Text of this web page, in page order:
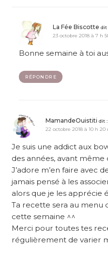
La Fée Biscotte dit
23 octobre 2018 à 7 h
Bonne semaine à toi
RÉPONDRE
MamandeOuistiti dit :
22 octobre 2018 à 10 h 20
Je suis une addict aux
des années, avant même
J’adore m’en faire avec
jamais pensé à les
alors que je les apprécie
Ta recette sera au menu
cette semaine ^^
Merci pour toutes tes
régulièrement de varier